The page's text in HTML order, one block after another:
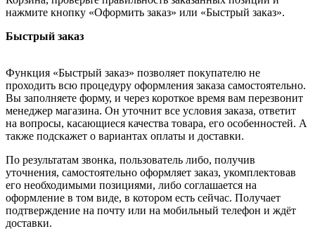
нажмите кнопку «Оформить заказ» или «Быстрый заказ».
Быстрый заказ
Функция «Быстрый заказ» позволяет покупателю не
проходить всю процедуру оформления заказа самостоятельно.
Вы заполняете форму, и через короткое время вам перезвонит
менеджер магазина. Он уточнит все условия заказа, ответит
на вопросы, касающиеся качества товара, его особенностей. А
также подскажет о вариантах оплаты и доставки.
По результатам звонка, пользователь либо, получив
уточнения, самостоятельно оформляет заказ, укомплектовав
его необходимыми позициями, либо соглашается на
оформление в том виде, в котором есть сейчас. Получает
подтверждение на почту или на мобильный телефон и ждёт
доставки.